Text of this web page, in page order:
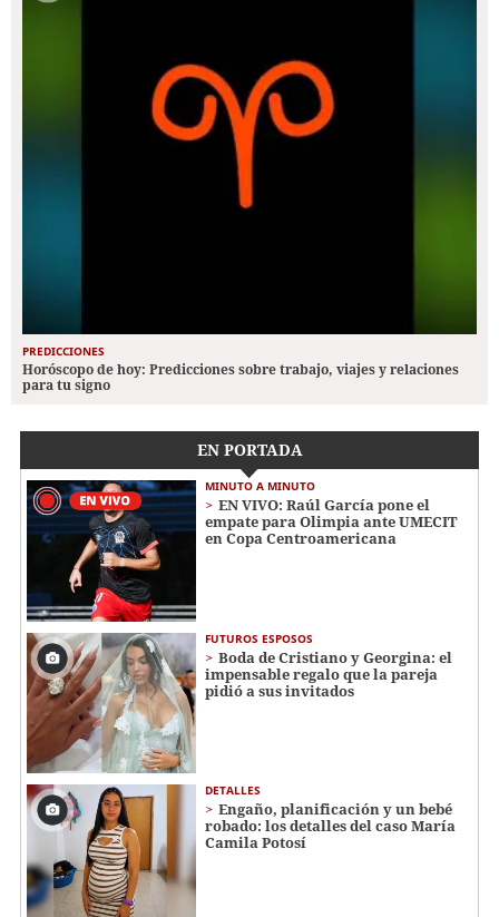
PREDICCIONES
Horóscopo de hoy: Predicciones sobre trabajo, viajes y relaciones
para tu signo
EN PORTADA
MINUTO A MINUTO
EN VIVO: Raúl García pone el
empate para Olimpia ante UMECIT
en Copa Centroamericana
FUTUROS ESPOSOS
Boda de Cristiano y Georgina: el
impensable regalo que la pareja
pidió a sus invitados
DETALLES
Engaño, planificación y un bebé
robado: los detalles del caso María
Camila Potosí